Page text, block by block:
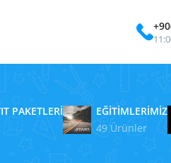
PAKETLERI
EĞİTİMLERİMİZ
49 Ürünler